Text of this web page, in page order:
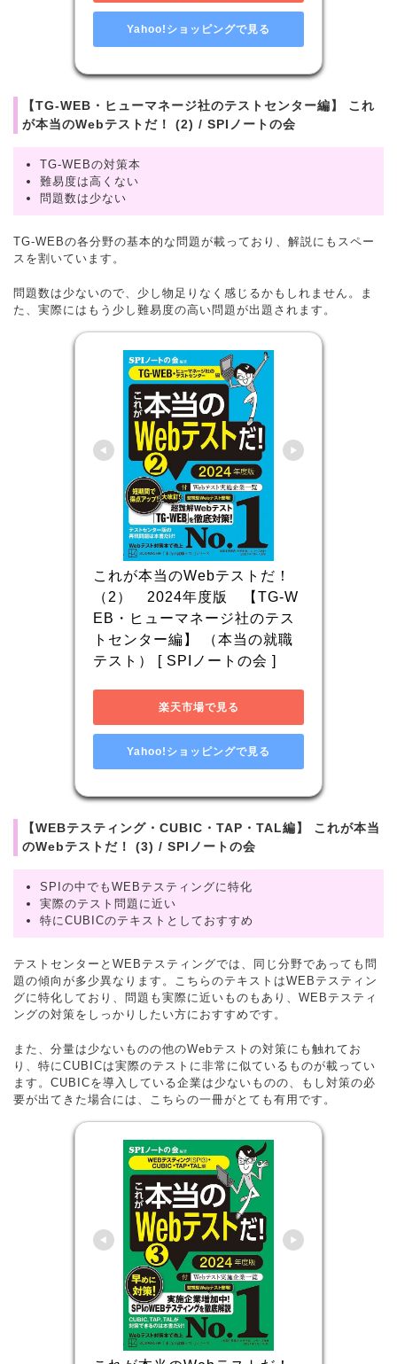
Yahoo!ショッピングで見る
【TG-WEB・ヒューマネージ社のテストセンター編】 これ
が本当のWebテストだ！ (2) / SPIノートの会
TG-WEBの対策本
難易度は高くない
問題数は少ない
TG-WEBの各分野の基本的な問題が載っており、解説にもスペー
スを割いています。
問題数は少ないので、少し物足りなく感じるかもしれません。ま
た、実際にはもう少し難易度の高い問題が出題されます。
これが本当のWebテストだ！
（2）　2024年度版　【TG-W
EB・ヒューマネージ社のテス
トセンター編】 （本当の就職
テスト） [ SPIノートの会 ]
楽天市場で見る
Yahoo!ショッピングで見る
【WEBテスティング・CUBIC・TAP・TAL編】 これが本当
のWebテストだ！ (3) / SPIノートの会
SPIの中でもWEBテスティングに特化
実際のテスト問題に近い
特にCUBICのテキストとしておすすめ
テストセンターとWEBテスティングでは、同じ分野であっても問
題の傾向が多少異なります。こちらのテキストはWEBテスティン
グに特化しており、問題も実際に近いものもあり、WEBテスティ
ングの対策をしっかりしたい方におすすめです。
また、分量は少ないものの他のWebテストの対策にも触れてお
り、特にCUBICは実際のテストに非常に似ているものが載ってい
ます。CUBICを導入している企業は少ないものの、もし対策の必
要が出てきた場合には、こちらの一冊がとても有用です。